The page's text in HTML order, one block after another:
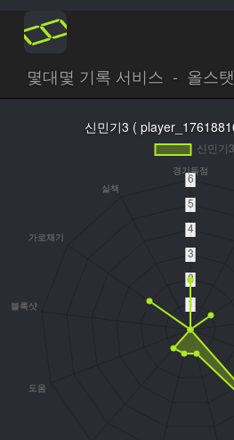
몇대몇 기록 서비스 - 올스
신민기3 (